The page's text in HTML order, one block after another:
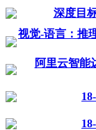
深度目
视觉-语言：推
阿里云智能